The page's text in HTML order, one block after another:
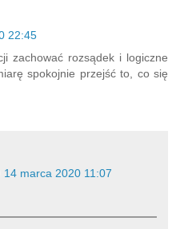
22:45
zachować rozsądek i logiczne
spokojnie przejść to, co się
14 marca 2020 11:07